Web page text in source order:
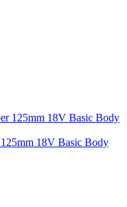
18V Basic Body